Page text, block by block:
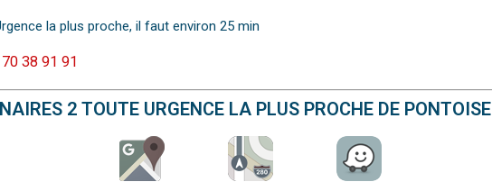
la plus proche, il faut environ 25 min
38 91 91
2 TOUTE URGENCE LA PLUS PROCHE DE PONTOISE